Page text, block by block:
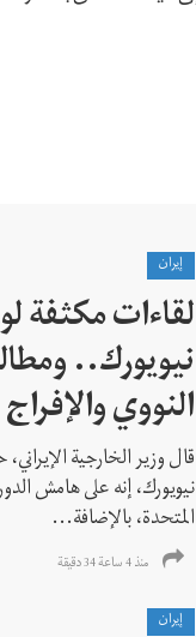
إيران
لقاءات مكثفة
نيويورك..
النووي
قال وزير الخارجية
نيويورك، إنه على هامش
المتحدة، بالإضافة...
منذ 4 ساعة 34 دقیقة
إيران